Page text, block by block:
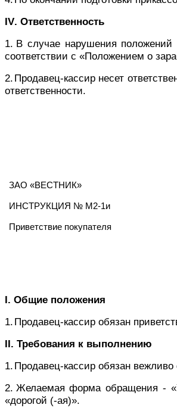
IV. Ответственность
1. В случае нарушения положений
соответствии с «Положением о
2. Продавец-кассир несет
ответственности.
ЗАО «ВЕСТНИК»
ИНСТРУКЦИЯ № М2-1и
Приветствие покупателя
I. Общие положения
1. Продавец-кассир обязан
II. Требования к выполнению
1. Продавец-кассир обязан
2. Желаемая форма обращения -
«дорогой (-ая)».